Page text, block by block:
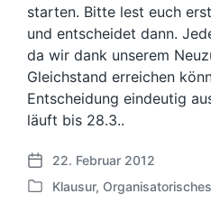
starten. Bitte lest euch
und entscheidet dann.
da wir dank unserem
Gleichstand erreichen
Entscheidung eindeutig
läuft bis 28.3..
V
e
22. Februar 2012
V
Klausur, Organisatorisches